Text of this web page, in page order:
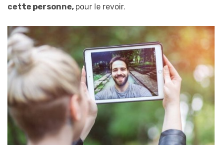
cette personne, pour le revoir.